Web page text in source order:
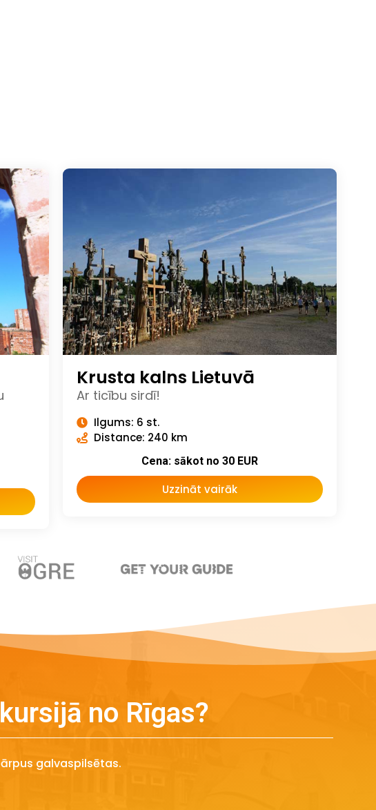
Krusta kalns Lietuvā
Ar ticību sirdī!
Ilgums: 6 st.
Distance: 240 km
Cena: sākot no 30 EUR
Uzzināt vairāk
no Rīgas?
galvaspilsētas.